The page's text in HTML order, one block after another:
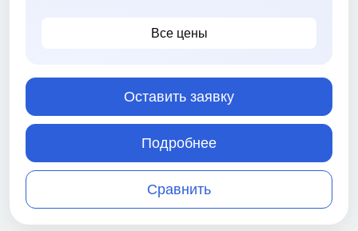
Все цены
Сравнить
Оставить заявку
Подробнее